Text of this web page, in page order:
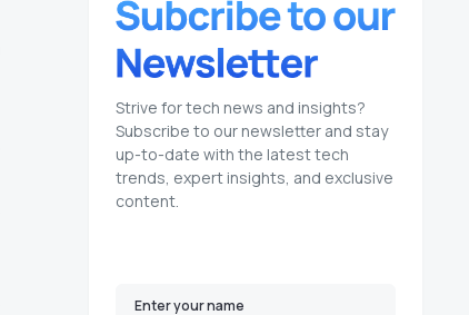
Strive for tech news and insights?
Subscribe to our newsletter and stay
up-to-date with the latest tech
trends, expert insights, and exclusive
content.